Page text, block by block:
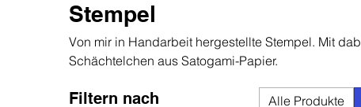
Stempel
Von mir in Handarbeit hergestellte Stempel. Mit
Schächtelchen aus Satogami-Papier.
Filtern nach Alle Produkte